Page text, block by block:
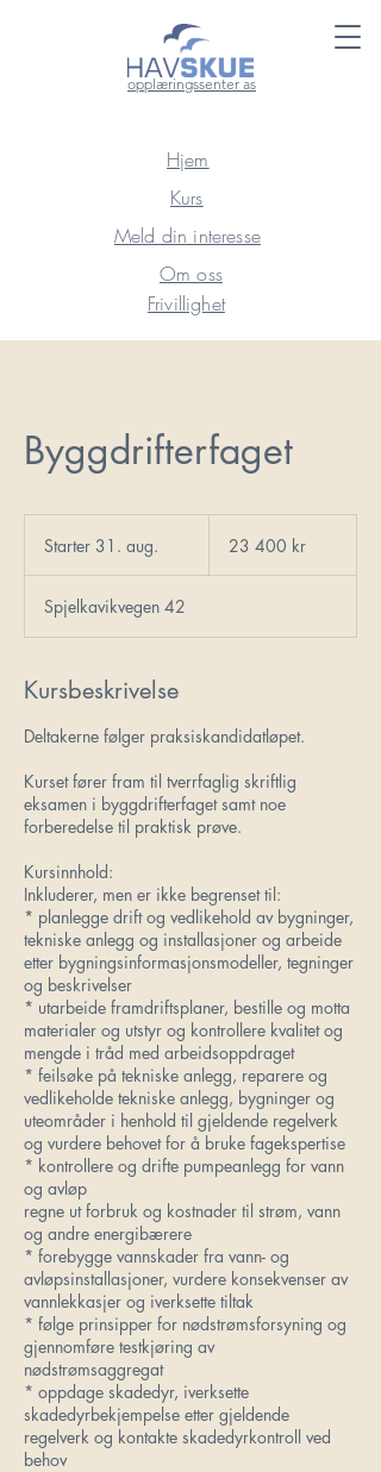
opplæringssenter as
Om oss
Frivillighet
Hjem
Kurs
Meld din interesse
Byggdrifterfaget
Starter 31. aug.
r
t
3
.
a
u
g
.
kroner23 400 kr
Spjelkavikvegen 42
Kursbeskrivelse
Deltakerne følger praksiskandidatløpet.
Kurset fører fram til tverrfaglig skriftlig
eksamen i byggdrifterfaget samt noe
forberedelse til praktisk prøve.
Kursinnhold:
Inkluderer, men er ikke begrenset til:
* planlegge drift og vedlikehold av bygninger,
tekniske anlegg og installasjoner og arbeide
etter bygningsinformasjonsmodeller, tegninger
og beskrivelser
* utarbeide framdriftsplaner, bestille og motta
materialer og utstyr og kontrollere kvalitet og
mengde i tråd med arbeidsoppdraget
* feilsøke på tekniske anlegg, reparere og
vedlikeholde tekniske anlegg, bygninger og
uteområder i henhold til gjeldende regelverk
og vurdere behovet for å bruke fagekspertise
* kontrollere og drifte pumpeanlegg for vann
og avløp
regne ut forbruk og kostnader til strøm, vann
og andre energibærere
* forebygge vannskader fra vann- og
avløpsinstallasjoner, vurdere konsekvenser av
vannlekkasjer og iverksette tiltak
* følge prinsipper for nødstrømsforsyning og
gjennomføre testkjøring av
nødstrømsaggregat
* oppdage skadedyr, iverksette
skadedyrbekjempelse etter gjeldende
regelverk og kontakte skadedyrkontroll ved
behov